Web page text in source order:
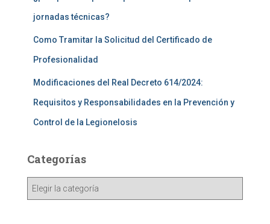
jornadas técnicas?
Como Tramitar la Solicitud del Certificado de
Profesionalidad
Modificaciones del Real Decreto 614/2024:
Requisitos y Responsabilidades en la Prevención y
Control de la Legionelosis
Categorías